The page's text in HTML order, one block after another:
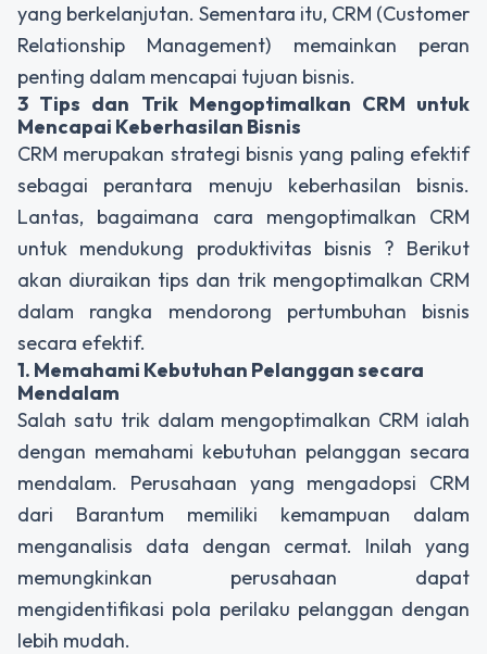
yang berkelanjutan. Sementara itu, CRM (Customer
Relationship Management) memainkan peran
penting dalam mencapai tujuan bisnis.
3 Tips dan Trik Mengoptimalkan CRM untuk
Mencapai Keberhasilan Bisnis
CRM merupakan strategi bisnis yang paling efektif
sebagai perantara menuju keberhasilan bisnis.
Lantas, bagaimana cara mengoptimalkan CRM
untuk mendukung produktivitas bisnis ? Berikut
akan diuraikan tips dan trik mengoptimalkan CRM
dalam rangka mendorong pertumbuhan bisnis
secara efektif.
1. Memahami Kebutuhan Pelanggan secara
Mendalam
Salah satu trik dalam mengoptimalkan CRM ialah
dengan memahami kebutuhan pelanggan secara
mendalam. Perusahaan yang mengadopsi CRM
dari Barantum memiliki kemampuan dalam
menganalisis data dengan cermat. Inilah yang
memungkinkan perusahaan dapat
mengidentifikasi pola perilaku pelanggan dengan
lebih mudah.